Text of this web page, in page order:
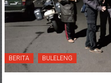
BERITA BULELENG